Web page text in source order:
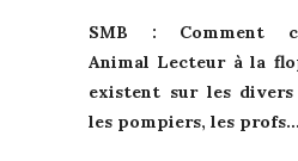
SMB : Comment
Animal Lecteur à la
existent sur les
les pompiers, les profs…